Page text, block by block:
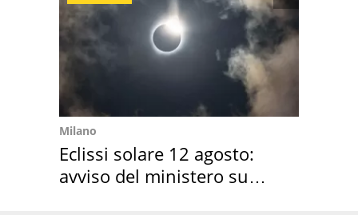
Milano
Eclissi solare 12 agosto:
avviso del ministero su